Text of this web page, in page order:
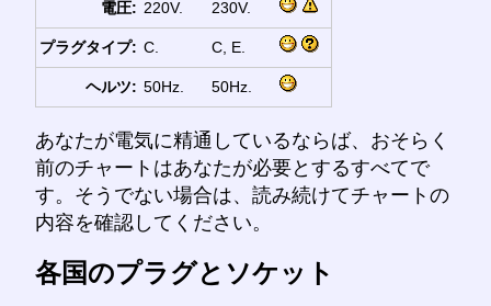
電圧: 220V. 230V.
プラグタイプ: C. C, E.
ヘルツ: 50Hz. 50Hz.
あなたが電気に精通しているならば、おそらく
前のチャートはあなたが必要とするすべてで
す。そうでない場合は、読み続けてチャートの
内容を確認してください。
各国のプラグとソケット